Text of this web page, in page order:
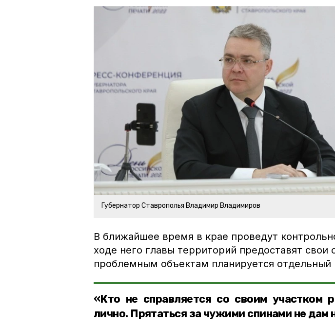
Губернатор Ставрополья Владимир Владимиров
В ближайшее время в крае проведут
ходе него главы территорий предоставят свои
проблемным объектам планируется отдельный
«Кто не справляется со своим участком
лично. Прятаться за чужими спинами не дам